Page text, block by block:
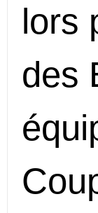
lors
des